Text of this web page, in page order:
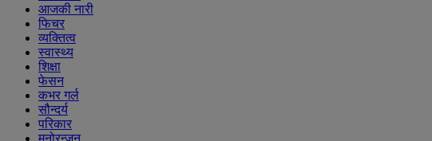
आजकी नारी
फिचर
व्यक्तित्व
स्वास्थ्य
शिक्षा
फेसन
कभर गर्ल
सौन्दर्य
परिकार
मनोरन्जन